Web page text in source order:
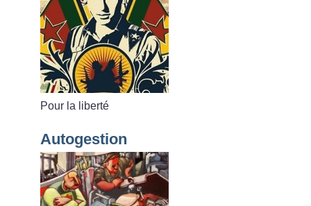
Pour la liberté
Autogestion